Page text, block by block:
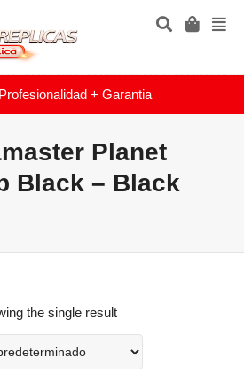
+ Garantia
Planet
Black – Black
the single result